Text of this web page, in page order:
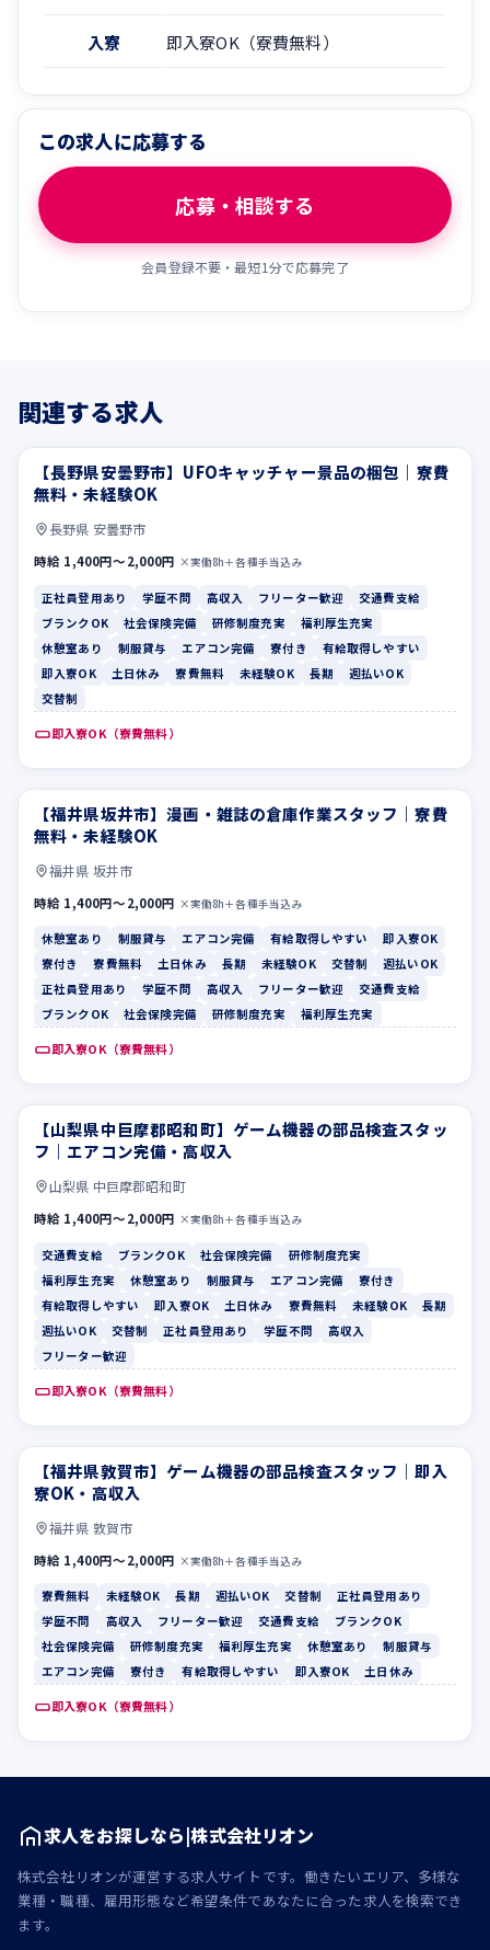
入寮 即入寮OK（寮費無料）
この求人に応募する
応募・相談する
会員登録不要・最短1分で応募完了
関連する求人
正社員登用あり 学歴不問
【長野県安曇野市】UFOキャッチャー景品の梱包｜寮費
無料・未経験OK
長野県 安曇野市
時給 1,400円〜2,000円 ×実働8h＋各種手当込み
正社員登用あり 学歴不問 高収入 フリーター歓迎
交通費支給
ブランクOK
社会保険完備 研修制度充実
福利厚生充実
休憩室あり
制服貸与 エアコン完備 寮付き
有給取得しやすい
即入寮OK
土日休み 寮費無料 未経験OK 長期
週払いOK
交替制
即入寮OK（寮費無料）
休憩室あり 制服貸与
【福井県坂井市】漫画・雑誌の倉庫作業スタッフ｜寮費
無料・未経験OK
福井県 坂井市
時給 1,400円〜2,000円 ×実働8h＋各種手当込み
休憩室あり 制服貸与 エアコン完備 有給取得しやすい
即入寮OK
寮付き
寮費無料 土日休み 長期 未経験OK 交替制
週払いOK
正社員登用あり
学歴不問 高収入 フリーター歓迎
交通費支給
ブランクOK
社会保険完備 研修制度充実 福利厚生充実
即入寮OK（寮費無料）
交通費支給 ブランクOK
【山梨県中巨摩郡昭和町】ゲーム機器の部品検査スタッ
フ｜エアコン完備・高収入
山梨県 中巨摩郡昭和町
時給 1,400円〜2,000円 ×実働8h＋各種手当込み
交通費支給 ブランクOK 社会保険完備
研修制度充実
福利厚生充実
休憩室あり 制服貸与 エアコン完備
寮付き
有給取得しやすい
即入寮OK 土日休み 寮費無料 未経験OK
長期
週払いOK
交替制 正社員登用あり 学歴不問
高収入
フリーター歓迎
即入寮OK（寮費無料）
寮費無料 未経験OK
【福井県敦賀市】ゲーム機器の部品検査スタッフ｜即入
寮OK・高収入
福井県 敦賀市
時給 1,400円〜2,000円 ×実働8h＋各種手当込み
寮費無料 未経験OK 長期 週払いOK 交替制
正社員登用あり
学歴不問
高収入 フリーター歓迎 交通費支給
ブランクOK
社会保険完備
研修制度充実 福利厚生充実 休憩室あり
制服貸与
エアコン完備
寮付き 有給取得しやすい 即入寮OK 土日休み
即入寮OK（寮費無料）
求人をお探しなら|株式会社リオン
株式会社リオンが運営する求人サイトです。働きたいエリア、多様な
業種・職種、雇用形態など希望条件であなたに合った求人を検索でき
ます。